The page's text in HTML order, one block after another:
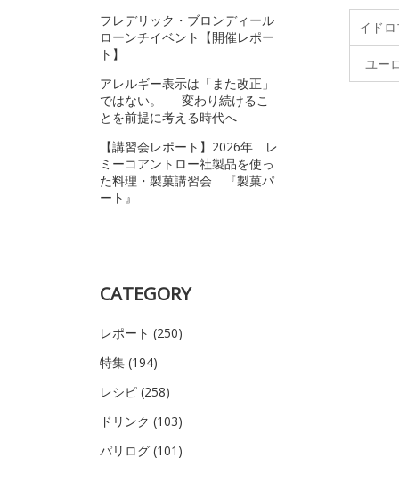
イド
ユー
フレデリック・ブロンディール
ローンチイベント【開催レポー
ト】
アレルギー表示は「また改正」
ではない。 ― 変わり続けるこ
とを前提に考える時代へ ―
【講習会レポート】2026年 レ
ミーコアントロー社製品を使っ
た料理・製菓講習会 『製菓パ
ート』
CATEGORY
レポート (250)
特集 (194)
レシピ (258)
ドリンク (103)
パリログ (101)